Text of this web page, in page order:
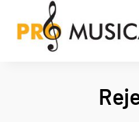
treści